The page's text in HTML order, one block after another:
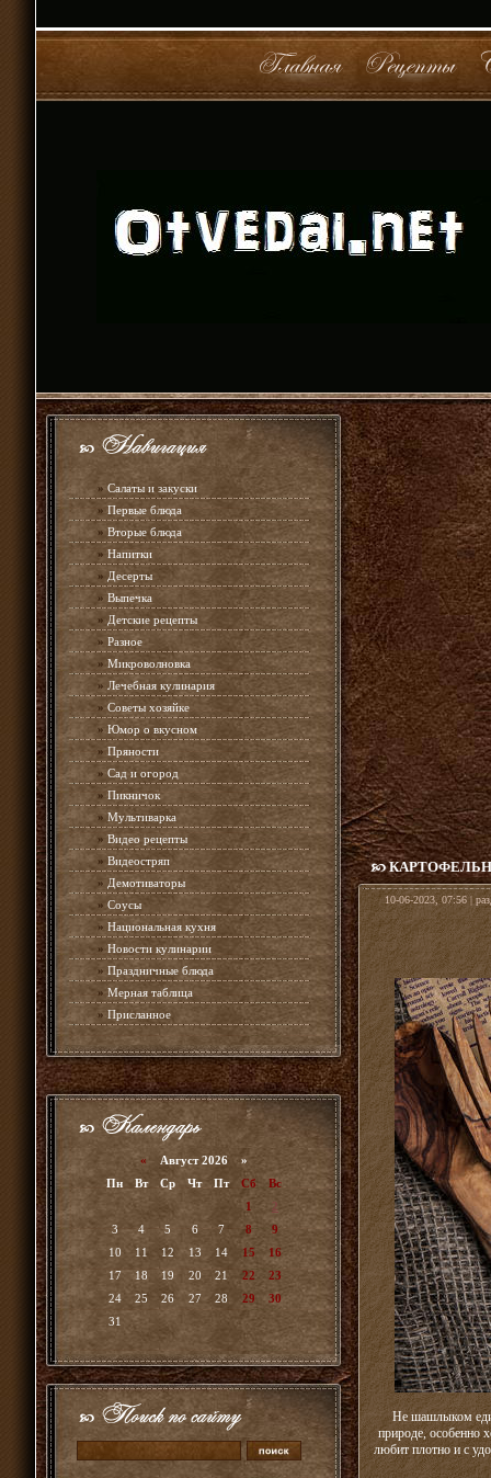
» Салаты и закуски
» Первые блюда
» Вторые блюда
» Напитки
»Десерты
» Выпечка
» Детские рецепты
» Разное
» Микроволновка
» Лечебная кулинария
» Советы хозяйке
» Юмор о вкусном
» Пряности
» Сад и огород
» Пикничок
» Мультиварка
» Видео рецепты
» Видеостряп
» Демотиваторы
» Соусы
» Национальная кухня
» Новости кулинарии
» Праздничные блюда
» Мерная таблица
» Присланное
« Август 2026 »
Пн
Вт Ср Чт Пт Сб
Вс
1
2
3
4 5 6 7 8
9
10
11 12 13 14 15
16
17
18 19 20 21 22
23
24
25 26 27 28 29
30
31
10-06-2023, 07:56 |
Не шашлыком
природе, особенно
любит плотно и с